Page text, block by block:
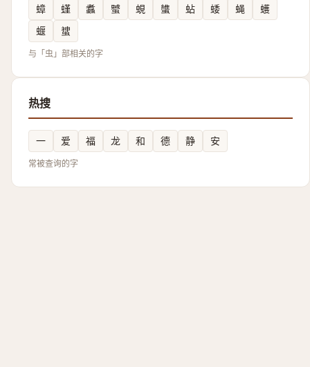
蟑 螼 䘄 蠈 蜆 䗽 蛅 蜲 蝇
蠖
蝘
䗝
与「虫」部相关的字
热搜
一 爱 福 龙 和 德 静 安
常被查询的字